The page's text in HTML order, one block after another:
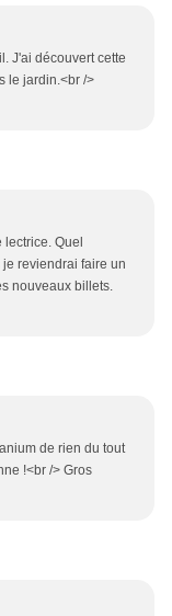
J'ai découvert cette
le jardin.<br />
Quel
reviendrai faire un
nouveaux billets.
de rien du tout
!<br /> Gros